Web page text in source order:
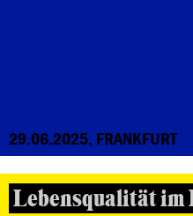
29.06.2025, FRANKFURT
Lebensqualität